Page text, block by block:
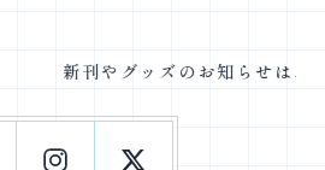
新刊やグッズのお知らせは、